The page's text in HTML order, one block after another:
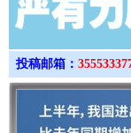
投稿邮箱：